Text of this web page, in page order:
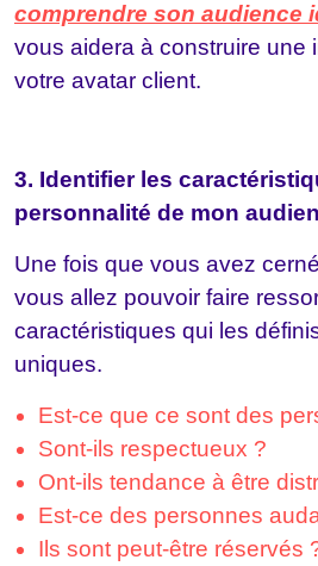
comprendre son audience
vous aidera à construire une
votre avatar client.
3. Identifier les
personnalité de mon
Une fois que vous avez
vous allez pouvoir faire
caractéristiques qui les
uniques.
Est-ce que ce sont des
Sont-ils respectueux ?
Ont-ils tendance à être
Est-ce des personnes
Ils sont peut-être réservés